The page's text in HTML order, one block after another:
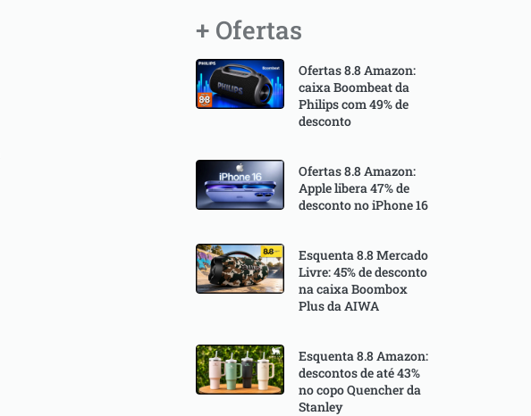
+ Ofertas
Ofertas 8.8 Amazon:
caixa Boombeat da
Philips com 49% de
desconto
Ofertas 8.8 Amazon:
Apple libera 47% de
desconto no iPhone 16
Esquenta 8.8 Mercado
Livre: 45% de desconto
na caixa Boombox
Plus da AIWA
Esquenta 8.8 Amazon:
descontos de até 43%
no copo Quencher da
Stanley